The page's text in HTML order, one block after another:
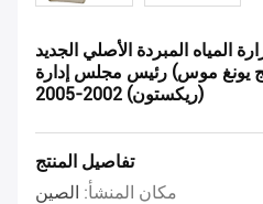
المياه المبردة الأصلي الجديد
لـ (سانج يونغ موس) رئيس مجلس إدارة
(ريكستون) 2002-2005
تفاصيل المنتج
مكان المنشأ: الصين